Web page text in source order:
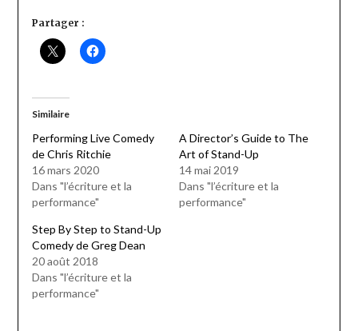
Partager :
Similaire
Performing Live Comedy
de Chris Ritchie
16 mars 2020
Dans "l’écriture et la
performance"
A Director’s Guide to The
Art of Stand-Up
14 mai 2019
Dans "l’écriture et la
performance"
Step By Step to Stand-Up
Comedy de Greg Dean
20 août 2018
Dans "l’écriture et la
performance"